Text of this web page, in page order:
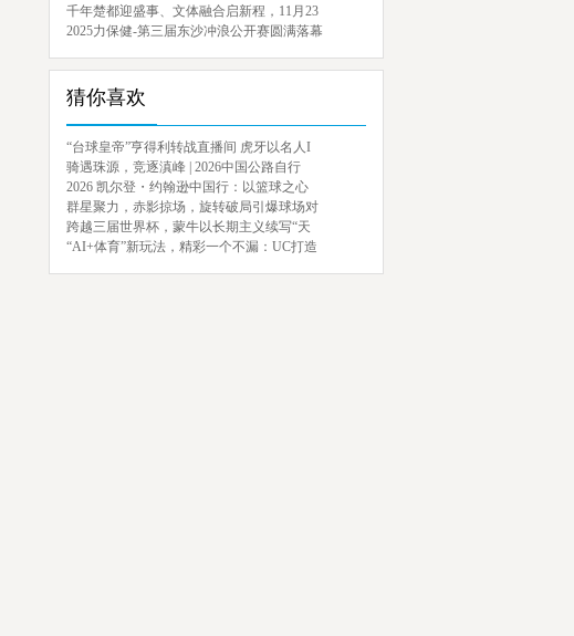
千年楚都迎盛事、文体融合启新程，11月23
2025力保健-第三届东沙冲浪公开赛圆满落幕
猜你喜欢
“台球皇帝”亨得利转战直播间 虎牙以名人I
骑遇珠源，竞逐滇峰 | 2026中国公路自行
2026 凯尔登・约翰逊中国行：以篮球之心
群星聚力，赤影掠场，旋转破局引爆球场对
跨越三届世界杯，蒙牛以长期主义续写“天
“AI+体育”新玩法，精彩一个不漏：UC打造